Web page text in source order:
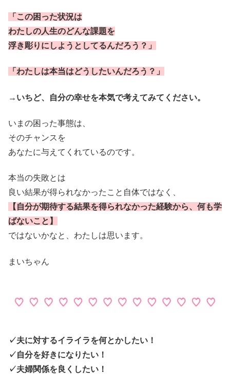
「この困った状況は
わたしの人生のどんな課題を
浮き彫りにしようとしてるんだろう？」
「わたしは本当はどうしたいんだろう？」
→いちど、自分の幸せを本気で考えてみてください。
いまの困った事態は、
そのチャンスを
あなたに与えてくれているのです。
本当の失敗とは
良い結果が得られなかったこと自体ではなく、
【自分が期待する結果を得られなかった経験から、何も学
ばないこと】
ではないかなと、わたしは思います。
まいちゃん
✓夫に対するイライラを何とかしたい！
✓自分を好きになりたい！
✓夫婦関係を良くしたい！